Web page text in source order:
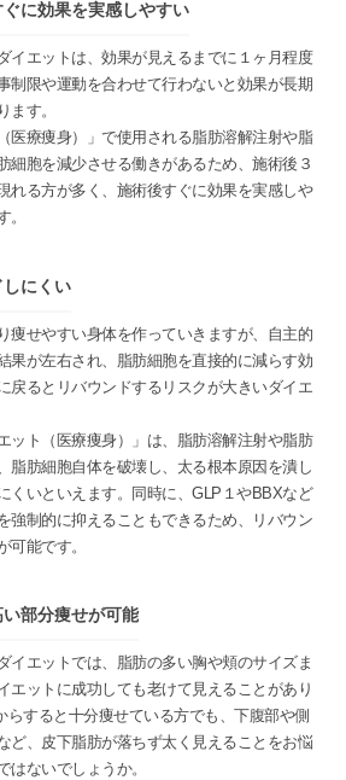
に効果を実感しやすい
イエットは、効果が見えるまでに１ヶ月程度
制限や運動を合わせて行わないと効果が長期
ます。
医療痩身）」で使用される脂肪溶解注射や脂
細胞を減少させる働きがあるため、施術後３
れる方が多く、施術後すぐに効果を実感しや
にくい
痩せやすい身体を作っていきますが、自主的
果が左右され、脂肪細胞を直接的に減らす効
戻るとリバウンドするリスクが大きいダイエ
ット（医療痩身）」は、脂肪溶解注射や脂肪
脂肪細胞自体を破壊し、太る根本原因を潰し
くいといえます。同時に、GLP１やBBXなど
強制的に抑えることもできるため、リバウン
可能です。
部分痩せが可能
イエットでは、脂肪の多い胸や頬のサイズま
エットに成功しても老けて見えることがあり
らすると十分痩せている方でも、下腹部や側
ど、皮下脂肪が落ちず太く見えることをお悩
ないでしょうか。